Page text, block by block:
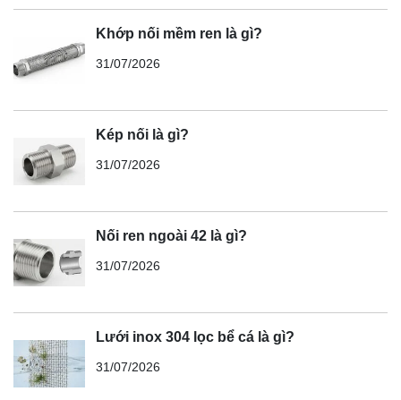
Khớp nối mềm ren là gì?
31/07/2026
Kép nối là gì?
31/07/2026
Nối ren ngoài 42 là gì?
31/07/2026
Lưới inox 304 lọc bể cá là gì?
31/07/2026